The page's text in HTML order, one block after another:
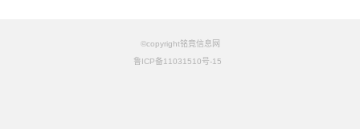
©copyright铭竟信息网
鲁ICP备11031510号-15